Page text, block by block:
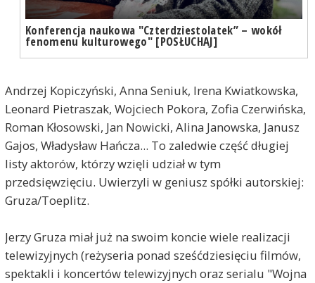
Konferencja naukowa "Czterdziestolatek” – wokół
fenomenu kulturowego" [POSŁUCHAJ]
Andrzej Kopiczyński, Anna Seniuk, Irena Kwiatkowska,
Leonard Pietraszak, Wojciech Pokora, Zofia Czerwińska,
Roman Kłosowski, Jan Nowicki, Alina Janowska, Janusz
Gajos, Władysław Hańcza... To zaledwie część długiej
listy aktorów, którzy wzięli udział w tym
przedsięwzięciu. Uwierzyli w geniusz spółki autorskiej:
Gruza/Toeplitz.
Jerzy Gruza miał już na swoim koncie wiele realizacji
telewizyjnych (reżyseria ponad sześćdziesięciu filmów,
spektakli i koncertów telewizyjnych oraz serialu "Wojna